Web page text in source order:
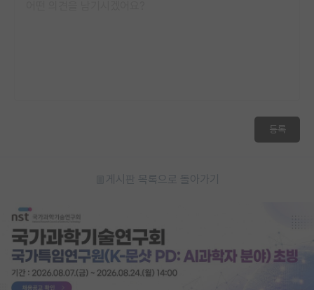
등록
게시판 목록으로 돌아가기